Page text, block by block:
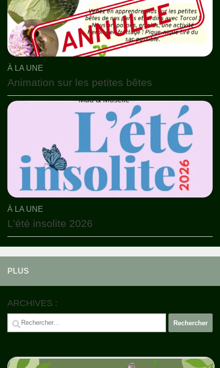
À LA UNE
Animation sur les petites bêtes
À LA UNE
L’été insolite 2026
PLUS
ARCHIVES :
Rechercher :